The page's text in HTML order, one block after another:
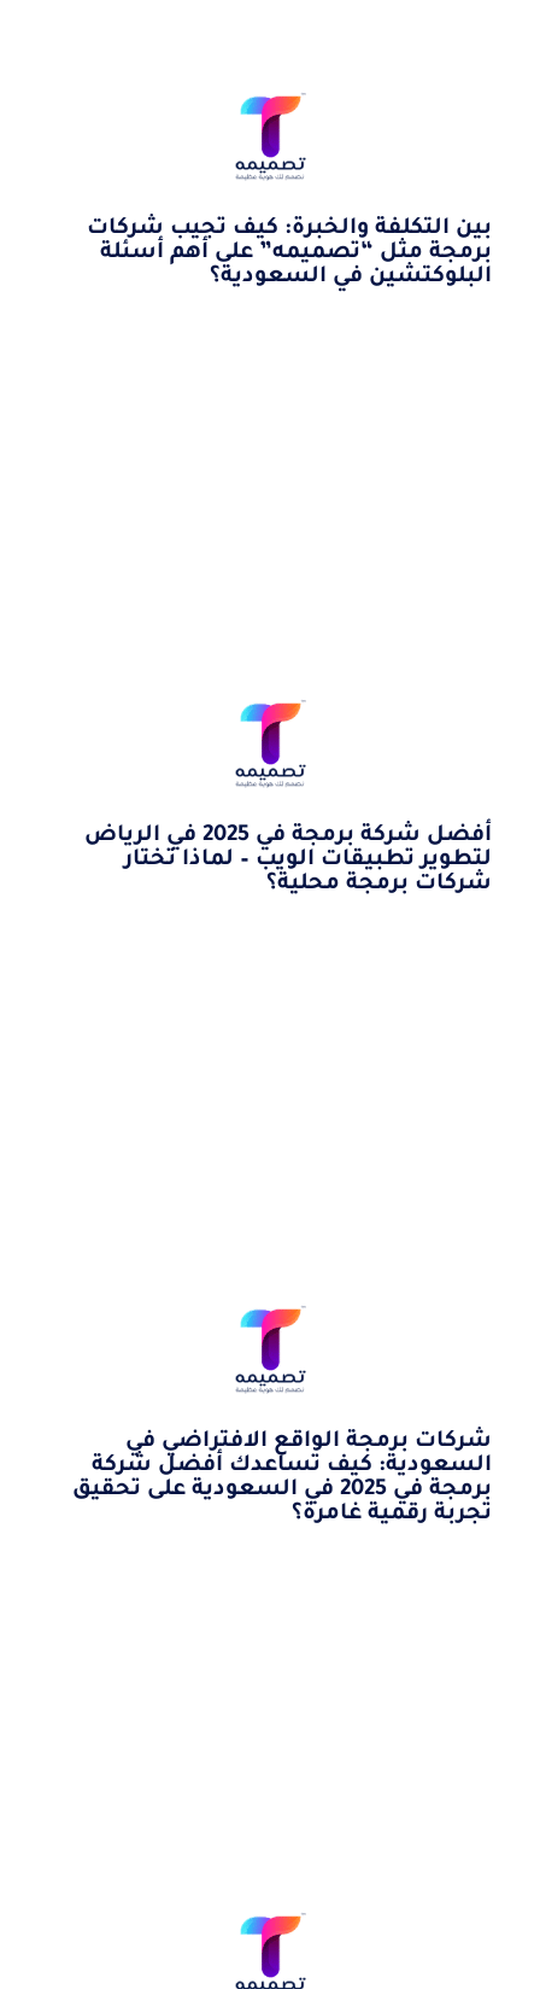
بين التكلفة والخبرة: كيف تجيب شركات
برمجة مثل “تصميمه” على أهم أسئلة
البلوكتشين في السعودية؟
أفضل شركة برمجة في 2025 في الرياض
لتطوير تطبيقات الويب – لماذا تختار
شركات برمجة محلية؟
شركات برمجة الواقع الافتراضي في
السعودية: كيف تساعدك أفضل شركة
برمجة في 2025 في السعودية على تحقيق
تجربة رقمية غامرة؟